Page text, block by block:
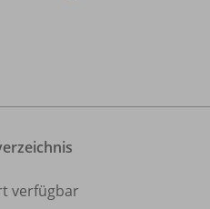
verfügbar